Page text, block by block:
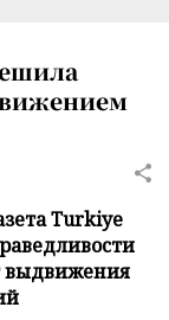
Turkiye
выдвижения